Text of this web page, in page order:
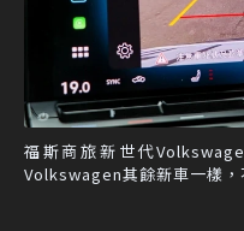
福斯商旅新世代
Volkswagen其餘新車一樣